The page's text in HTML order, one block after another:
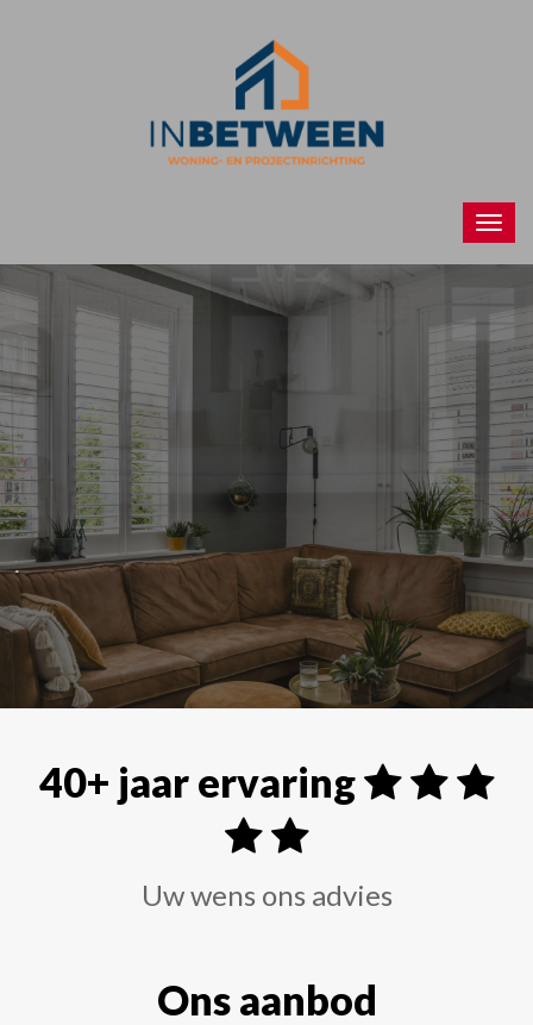
Raamdecoraties
Alle soorten raamdecoraties zoals shutters,
40+ jaar ervaring
Uw wens ons advies
Ons aanbod